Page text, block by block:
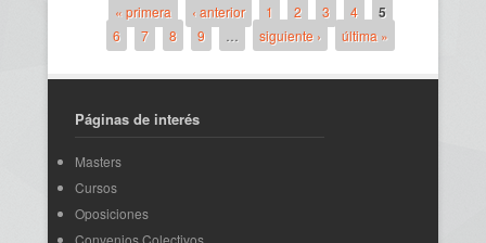
Páginas
« primera ‹ anterior 1 2 3 4 5
6 7 8 9 siguiente › última »
Páginas de interés
Masters
Cursos
Oposiciones
Convenios Colectivos